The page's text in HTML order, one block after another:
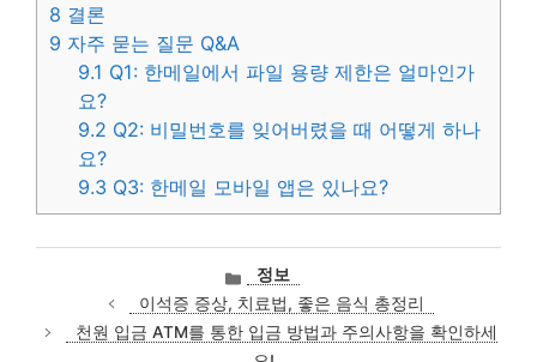
8 결론
9 자주 묻는 질문 Q&A
9.1 Q1: 한메일에서 파일 용량 제한은 얼마인가
요?
9.2 Q2: 비밀번호를 잊어버렸을 때 어떻게 하나
요?
9.3 Q3: 한메일 모바일 앱은 있나요?
카
테
고
리
정보
이석증 증상, 치료법, 좋은 음식 총정리
천원 입금 ATM를 통한 입금 방법과 주의사항을 확인하세